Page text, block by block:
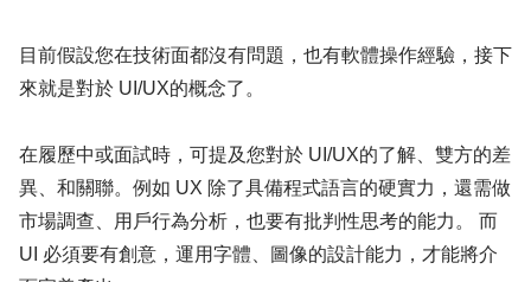
目前假設您在技術面都沒有問題，也有軟體操作經驗，接下
來就是對於 UI/UX的概念了。
在履歷中或面試時，可提及您對於 UI/UX的了解、雙方的差
異、和關聯。例如 UX 除了具備程式語言的硬實力，還需做
市場調查、用戶行為分析，也要有批判性思考的能力。 而
UI 必須要有創意，運用字體、圖像的設計能力，才能將介